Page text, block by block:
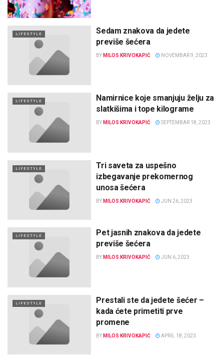
LIFESTYLE
Sedam znakova da jedete
previše šećera
BY MILOS KRIVOKAPIĆ NOVEMBAR 9, 2023
LIFESTYLE
Namirnice koje smanjuju želju za
slatkišima i tope kilograme
BY MILOS KRIVOKAPIĆ SEPTEMBAR 18, 2023
LIFESTYLE
Tri saveta za uspešno
izbegavanje prekomernog
unosa šećera
BY MILOS KRIVOKAPIĆ JUN 26, 2023
LIFESTYLE
Pet jasnih znakova da jedete
previše šećera
BY MILOS KRIVOKAPIĆ JUN 6, 2023
LIFESTYLE
Prestali ste da jedete šećer –
kada ćete primetiti prve
promene
BY MILOS KRIVOKAPIĆ APRIL 18, 2023